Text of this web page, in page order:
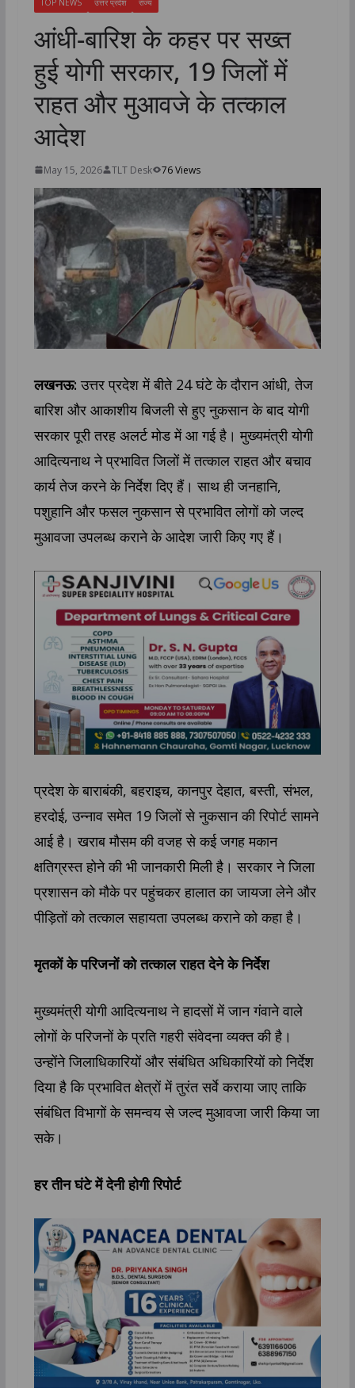
आंधी-बारिश के कहर पर सख्त
हुई योगी सरकार, 19 जिलों में
राहत और मुआवजे के तत्काल
आदेश
May 15, 2026 TLT Desk 76 Views
लखनऊ: उत्तर प्रदेश में बीते 24 घंटे के दौरान आंधी, तेज
बारिश और आकाशीय बिजली से हुए नुकसान के बाद योगी
सरकार पूरी तरह अलर्ट मोड में आ गई है। मुख्यमंत्री योगी
आदित्यनाथ ने प्रभावित जिलों में तत्काल राहत और बचाव
कार्य तेज करने के निर्देश दिए हैं। साथ ही जनहानि,
पशुहानि और फसल नुकसान से प्रभावित लोगों को जल्द
मुआवजा उपलब्ध कराने के आदेश जारी किए गए हैं।
प्रदेश के बाराबंकी, बहराइच, कानपुर देहात, बस्ती, संभल,
हरदोई, उन्नाव समेत 19 जिलों से नुकसान की रिपोर्ट सामने
आई है। खराब मौसम की वजह से कई जगह मकान
क्षतिग्रस्त होने की भी जानकारी मिली है। सरकार ने जिला
प्रशासन को मौके पर पहुंचकर हालात का जायजा लेने और
पीड़ितों को तत्काल सहायता उपलब्ध कराने को कहा है।
मृतकों के परिजनों को तत्काल राहत देने के निर्देश
मुख्यमंत्री योगी आदित्यनाथ ने हादसों में जान गंवाने वाले
लोगों के परिजनों के प्रति गहरी संवेदना व्यक्त की है।
उन्होंने जिलाधिकारियों और संबंधित अधिकारियों को निर्देश
दिया है कि प्रभावित क्षेत्रों में तुरंत सर्वे कराया जाए ताकि
संबंधित विभागों के समन्वय से जल्द मुआवजा जारी किया जा
सके।
हर तीन घंटे में देनी होगी रिपोर्ट